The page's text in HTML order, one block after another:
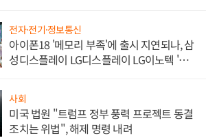
전자·전기·정보통신
아이폰18 '메모리 부족'에 출시 지연되나, 삼
성디스플레이 LG디스플레이 LG이노텍 '탈
사회
미국 법원 "트럼프 정부 풍력 프로젝트 동결
조치는 위법", 해제 명령 내려